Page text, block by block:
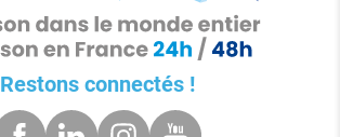
Restons connectés !